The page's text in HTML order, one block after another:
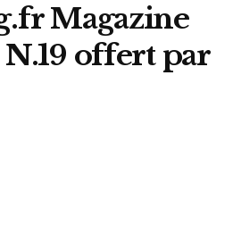
Magazine
offert par